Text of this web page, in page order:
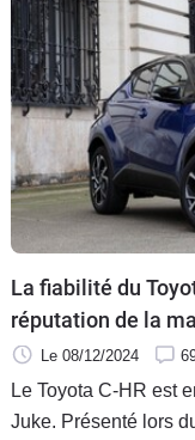
Guide
d'achat
Electriques
Utilitaires
Flottes
Auto
Services
La fiabilité du
réputation de la
Le 08/12/2024
Le Toyota C-HR est
Juke. Présenté lors du Mondial de l’auto 2016, le Coupé